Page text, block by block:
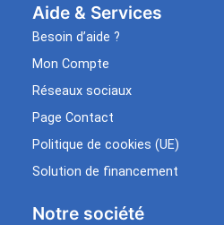
Aide & Services​
Besoin d’aide ?
Mon Compte
Réseaux sociaux
Page Contact
Politique de cookies (UE)
Solution de financement
Notre société